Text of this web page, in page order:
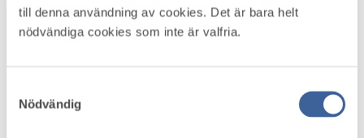
till denna användning av cookies. Det är bara helt
nödvändiga cookies som inte är valfria.
Nödvändig
+